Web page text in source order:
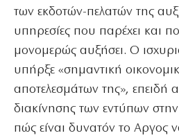
των εκδοτών-πελατών της
υπηρεσίες που παρέχει και
μονομερώς αυξήσει. Ο
υπήρξε «σημαντική
αποτελεσμάτων της», επειδή
διακίνησης των εντύπων
πώς είναι δυνατόν το Αργος